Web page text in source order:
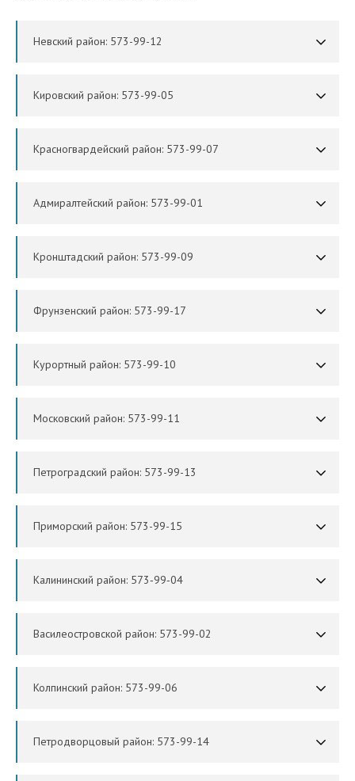
Невский район: 573-99-12
Кировский район: 573-99-05
Красногвардейский район: 573-99-07
Адмиралтейский район: 573-99-01
Кронштадский район: 573-99-09
Фрунзенский район: 573-99-17
Курортный район: 573-99-10
Московский район: 573-99-11
Петроградский район: 573-99-13
Приморский район: 573-99-15
Калининский район: 573‑99‑04
Василеостровской район: 573-99-02
Колпинский район: 573-99-06
Петродворцовый район: 573-99-14